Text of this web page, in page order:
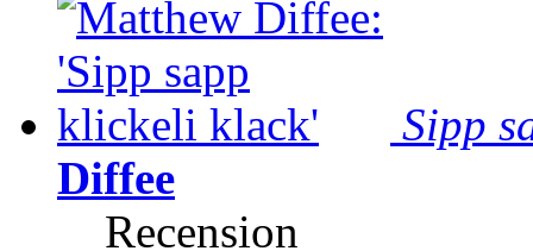
Sipp
Diffee
Recension